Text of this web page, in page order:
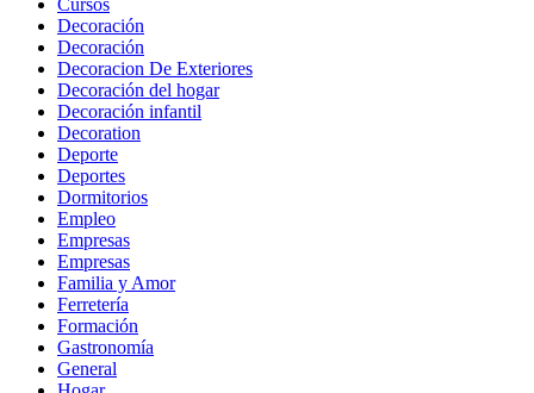
Cursos
Decoración
Decoración
Decoracion De Exteriores
Decoración del hogar
Decoración infantil
Decoration
Deporte
Deportes
Dormitorios
Empleo
Empresas
Empresas
Familia y Amor
Ferretería
Formación
Gastronomía
General